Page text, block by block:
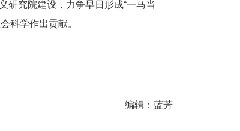
研究院建设，力争早日形成“一马当
科学作出贡献。
编辑：蓝芳